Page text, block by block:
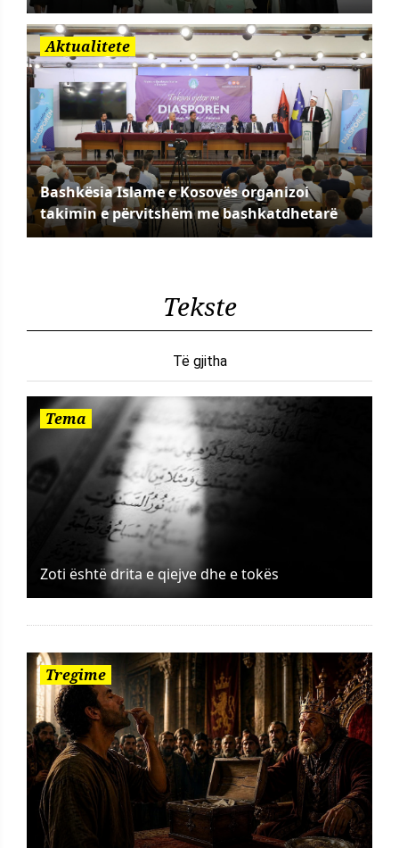
Aktualitete
Bashkësia Islame e Kosovës organizoi
takimin e përvitshëm me bashkatdhetarë
Tekste
Të gjitha
Tema
Zoti është drita e qiejve dhe e tokës
Tregime